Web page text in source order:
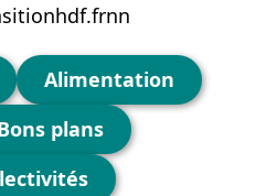
Alimentation
plans